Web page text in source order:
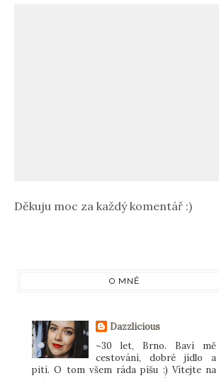
Děkuju moc za každý komentář :)
O MNĚ
Dazzlicious
~30 let, Brno. Baví mě
cestování, dobré jídlo a
pití. O tom všem ráda píšu :) Vítejte na